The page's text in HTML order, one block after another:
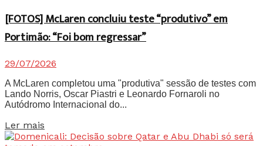
[FOTOS] McLaren concluiu teste “produtivo” em
Portimão: “Foi bom regressar”
29/07/2026
A McLaren completou uma "produtiva" sessão de testes com
Lando Norris, Oscar Piastri e Leonardo Fornaroli no
Autódromo Internacional do...
Ler mais